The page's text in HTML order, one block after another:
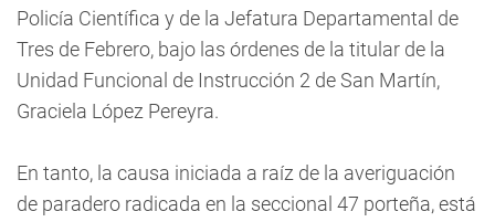
Policía Científica y de la Jefatura Departamental de
Tres de Febrero, bajo las órdenes de la titular de la
Unidad Funcional de Instrucción 2 de San Martín,
Graciela López Pereyra.
En tanto, la causa iniciada a raíz de la averiguación
de paradero radicada en la seccional 47 porteña, está